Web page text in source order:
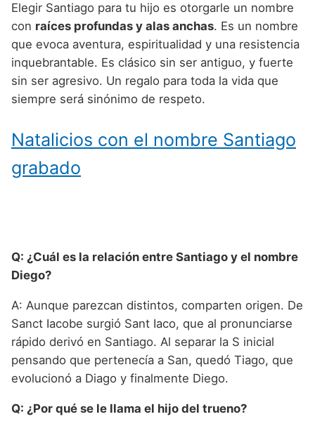
Elegir Santiago para tu hijo es otorgarle un nombre
con raíces profundas y alas anchas. Es un nombre
que evoca aventura, espiritualidad y una resistencia
inquebrantable. Es clásico sin ser antiguo, y fuerte
sin ser agresivo. Un regalo para toda la vida que
siempre será sinónimo de respeto.
Natalicios con el nombre Santiago
grabado
Q: ¿Cuál es la relación entre Santiago y el nombre
Diego?
A: Aunque parezcan distintos, comparten origen. De
Sanct Iacobe surgió Sant Iaco, que al pronunciarse
rápido derivó en Santiago. Al separar la S inicial
pensando que pertenecía a San, quedó Tiago, que
evolucionó a Diago y finalmente Diego.
Q: ¿Por qué se le llama el hijo del trueno?